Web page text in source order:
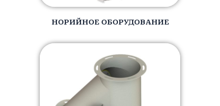
НОРИЙНОЕ ОБОРУДОВАНИЕ